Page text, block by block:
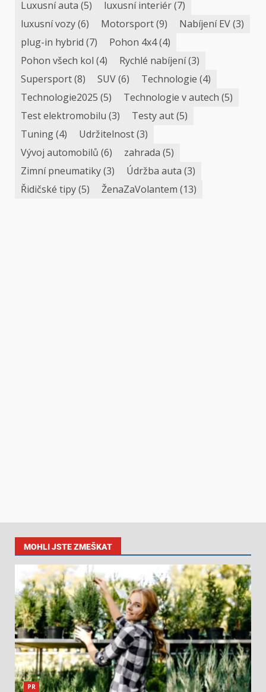
Luxusní auta (5) luxusní interiér(7)
luxusní vozy(6) Motorsport(9) Nabíjení EV(3)
plug-in hybrid (7) Pohon 4x4(4)
Pohon všech kol (4) Rychlé nabíjení(3)
Supersport(8) SUV(6) Technologie (4)
Technologie2025 (5) Technologie v autech (5)
Test elektromobilu (3) Testy aut(5)
Tuning(4) Udržitelnost(3)
Vývoj automobilů (6) zahrada (5)
Zimní pneumatiky(3) Údržba auta (3)
Řidičské tipy(5) ŽenaZaVolantem (13)
MOHLI JSTE ZMEŠKAT
PR